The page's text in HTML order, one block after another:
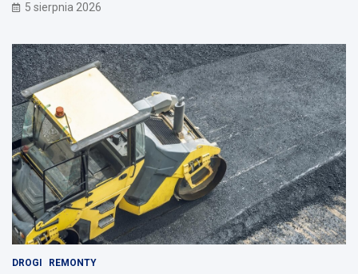
5 sierpnia 2026
DROGI REMONTY